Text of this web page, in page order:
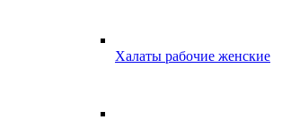
Халаты рабочие женские